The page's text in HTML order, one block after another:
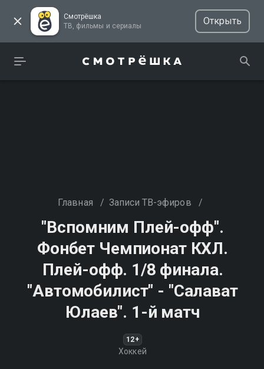
Смотрёшка
ТВ, фильмы и сериалы
Открыть
Главная / Записи ТВ-эфиров /
"Вспомним Плей-офф".
Фонбет Чемпионат КХЛ.
Плей-офф. 1/8 финала.
"Автомобилист" - "Салават
Юлаев". 1-й матч
12+
Хоккей